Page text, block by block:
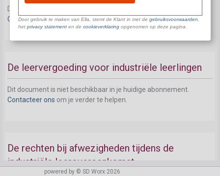
Dit document is niet beschikbaar in je huidige abonnement.
Contacteer onsom je verder te helpen.
De leervergoeding voor industriële leerlingen
Dit document is niet beschikbaar in je huidige abonnement.
Contacteer ons om je verder te helpen.
De rechten bij afwezigheden tijdens de
industriële leerovereenkomst
powered by © SD Worx 2026
Door gebruik te maken van Ella, stemt de Klant in met de gebruiksvoorwaarden
het privacy statementen de cookieverklaringopgenomen op deze pagina.